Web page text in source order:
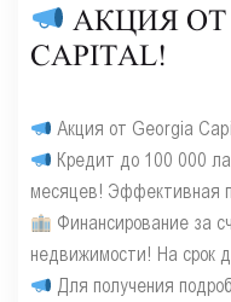
АКЦИЯ ОТ
CAPITAL!
Акция от Georgia
Кредит до 100 000
месяцев! Эффективная
Финансирование за
недвижимости! На срок
Для получения